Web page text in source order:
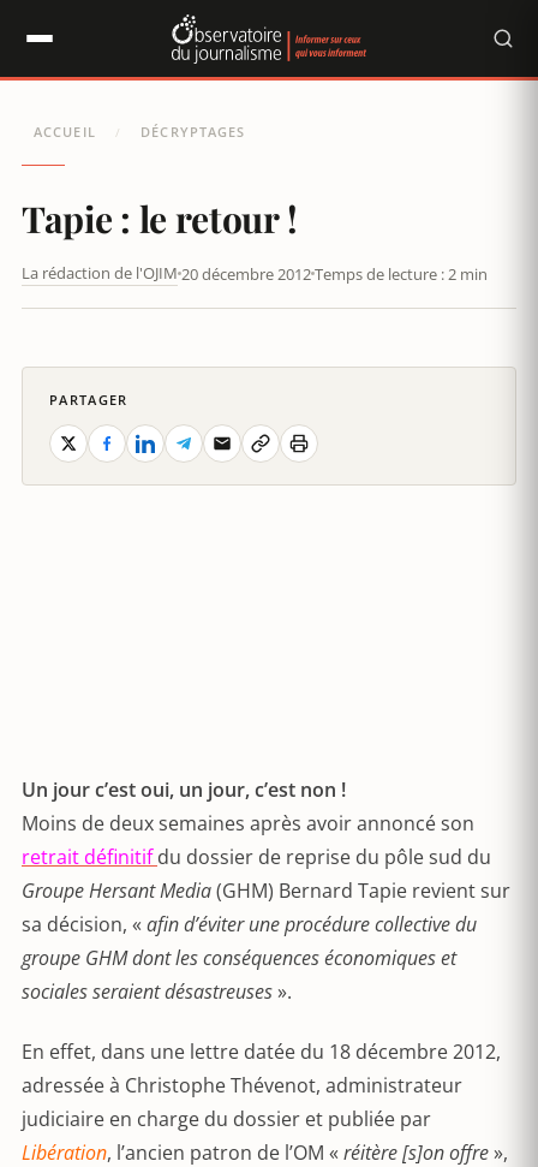
ACCUEIL / DÉCRYPTAGES
Tapie : le retour !
La rédaction de l'OJIM 20 décembre 2012Temps de lecture : 2 min
Un jour c’est oui, un jour, c’est non !
Moins de deux semaines après avoir annoncé son
retrait définitif du dossier de reprise du pôle sud du
Groupe Hersant Media(GHM) Bernard Tapie revient sur
sa décision, « afin d’éviter une procédure collective du
groupe GHM dont les conséquences économiques et
sociales seraient désastreuses».
En effet, dans une lettre datée du 18 décembre 2012,
adressée à Christophe Thévenot, administrateur
judiciaire en charge du dossier et publiée par
Libération, l’ancien patron de l’OM « réitère [s]on offre»,
PARTAGER
Panneau de gestion des cookies